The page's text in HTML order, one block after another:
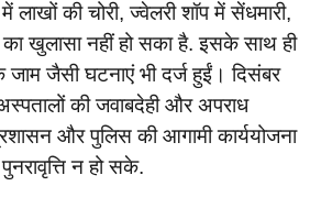
लाखों की चोरी, ज्वेलरी शॉप में सेंधमारी,
खुलासा नहीं हो सका है. इसके साथ ही
जैसी घटनाएं भी दर्ज हुईं। दिसंबर
की जवाबदेही और अपराध
और पुलिस की आगामी कार्ययोजना
न हो सके.